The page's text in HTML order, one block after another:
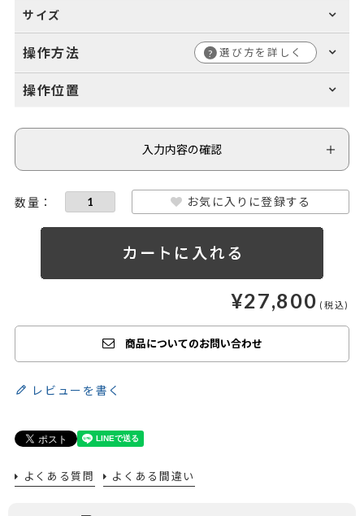
サイズ
操作方法 ? 選び方を詳しく
操作位置
入力内容の確認
お気に入りに登録する
¥27,800
商品についてのお問い合わせ
レビューを書く
よくある質問 よくある間違い